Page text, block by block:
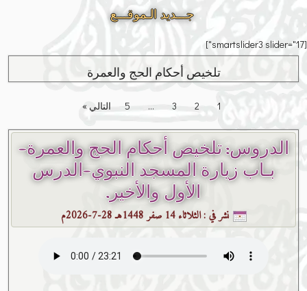
جـــديد الـموقـــع
[smartslider3 slider="17"]
تلخيص أحكام الحج والعمرة
1
2
3
…
5 التالي »
الدروس: تلخيص أحكام الحج والعمرة-
بـاب زيارة المسجد النبوي-الدرس
الأول والأخير.
نشر في :الثلاثاء 14 صفر 1448هـ 28-7-2026م